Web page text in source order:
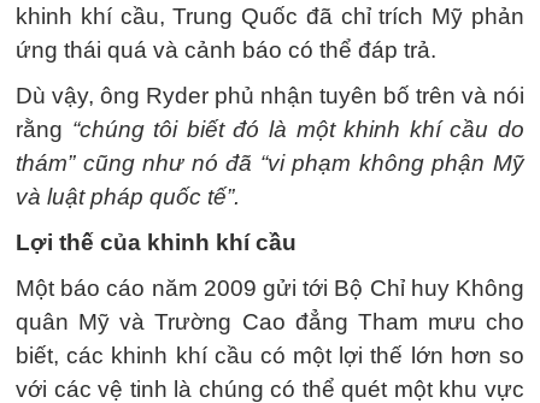
khinh khí cầu, Trung Quốc đã chỉ trích Mỹ phản
ứng thái quá và cảnh báo có thể đáp trả.
Dù vậy, ông Ryder phủ nhận tuyên bố trên và nói
rằng “chúng tôi biết đó là một khinh khí cầu do
thám” cũng như nó đã “vi phạm không phận Mỹ
và luật pháp quốc tế”.
Lợi thế của khinh khí cầu
Một báo cáo năm 2009 gửi tới Bộ Chỉ huy Không
quân Mỹ và Trường Cao đẳng Tham mưu cho
biết, các khinh khí cầu có một lợi thế lớn hơn so
với các vệ tinh là chúng có thể quét một khu vực